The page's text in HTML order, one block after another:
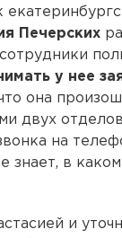
Печерских
у нее
она
двух
на
знает, в
и